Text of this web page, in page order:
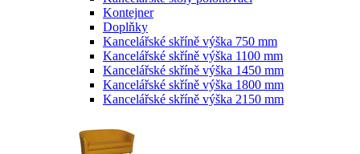
Kontejner
Doplňky
Kancelářské skříně výška 750 mm
Kancelářské skříně výška 1100 mm
Kancelářské skříně výška 1450 mm
Kancelářské skříně výška 1800 mm
Kancelářské skříně výška 2150 mm